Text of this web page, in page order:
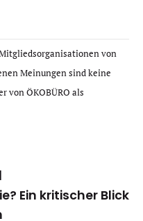
von
Meinungen sind keine
von ÖKOBÜRO als
Ein kritischer Blick